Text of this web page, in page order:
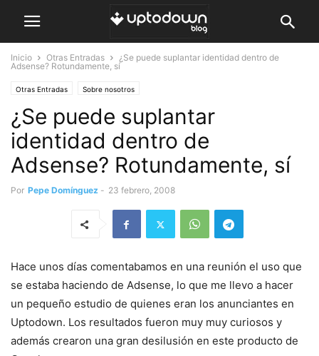
Inicio Otras Entradas
¿Se puede suplantar identidad dentro de
Adsense? Rotundamente, sí
Otras Entradas Sobre nosotros
¿Se puede suplantar
identidad dentro de
Adsense? Rotundamente, sí
Por Pepe Domínguez - 23 febrero, 2008
Hace unos días comentabamos en una reunión el uso que
se estaba haciendo de Adsense, lo que me llevo a hacer
un pequeño estudio de quienes eran los anunciantes en
Uptodown. Los resultados fueron muy muy curiosos y
además crearon una gran desilusión en este producto de